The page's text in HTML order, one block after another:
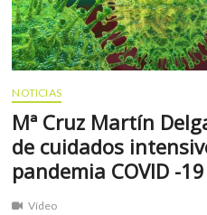
NOTICIAS
Mª Cruz Martín
de cuidados
pandemia COVID -19
Vídeo